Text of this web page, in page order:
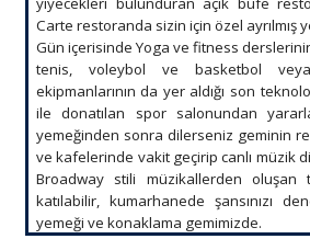
Carte restoranda sizin için özel ayrılmış
Gün içerisinde Yoga ve fitness derslerinin
tenis, voleybol ve basketbol
ekipmanlarının da yer aldığı son
ile donatılan spor salonundan
yemeğinden sonra dilerseniz geminin
ve kafelerinde vakit geçirip canlı müzik
Broadway stili müzikallerden oluşan
katılabilir, kumarhanede şansınızı
yemeği ve konaklama gemimizde.